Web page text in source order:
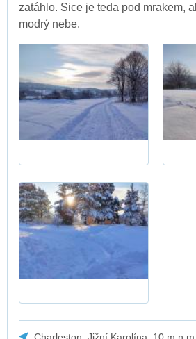
zatáhlo. Sice je teda pod mrakem,
modrý nebe.